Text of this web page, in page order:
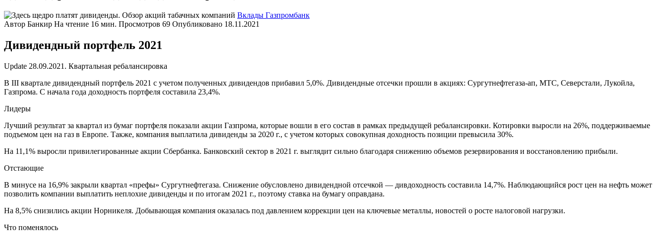
Вклады Газпромбанк
Автор Банкир На чтение 16 мин. Просмотров 69 Опубликовано 18.11.2021
Дивидендный портфель 2021
Update 28.09.2021. Квартальная ребалансировка
В III квартале дивидендный портфель 2021 с учетом полученных дивидендов прибавил 5,0%. Дивидендные отсечки прошли в акциях: Сургутнефтегаза-ап, МТС, Северстали, Лукойла,
Газпрома. С начала года доходность портфеля составила 23,4%.
Лидеры
Лучший результат за квартал из бумаг портфеля показали акции Газпрома, которые вошли в его состав в рамках предыдущей ребалансировки. Котировки выросли на 26%, поддерживаемые
подъемом цен на газ в Европе. Также, компания выплатила дивиденды за 2020 г., с учетом которых совокупная доходность позиции превысила 30%.
На 11,1% выросли привилегированные акции Сбербанка. Банковский сектор в 2021 г. выглядит сильно благодаря снижению объемов резервирования и восстановлению прибыли.
Отстающие
В минусе на 16,9% закрыли квартал «префы» Сургутнефтегаза. Снижение обусловлено дивидендной отсечкой — дивдоходность составила 14,7%. Наблюдающийся рост цен на нефть может
позволить компании выплатить неплохие дивиденды и по итогам 2021 г., поэтому ставка на бумагу оправдана.
На 8,5% снизились акции Норникеля. Добывающая компания оказалась под давлением коррекции цен на ключевые металлы, новостей о росте налоговой нагрузки.
Что поменялось